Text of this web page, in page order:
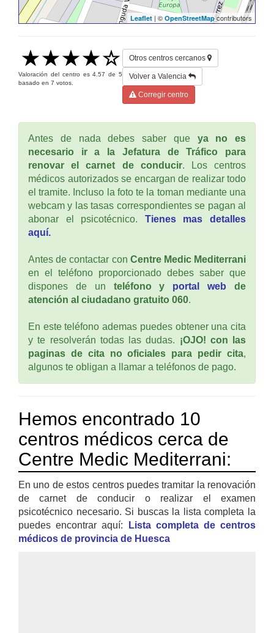
Leaflet | © OpenStreetMapcontributors
Valoración del centro es4.57 de5
basado en 7 votos.
Otros centros cercanos
Volver a Valencia
Corregir centro
Antes de nada debes saber que ya no es
necesario ir a la Jefatura de Tráfico para
renovar el carnet de conducir. Los centros
médicos autorizados se encargan de realizar todo
el tramite. Incluso la foto te la toman mediante una
webcam y las tasas correspondientes se pagan al
abonar el psicotécnico. Tienes mas detalles
aquí.
Antes de contactar con Centre Medic Mediterrani
en el teléfono proporcionado debes saber que
dispones de un teléfono y portal web de
atención al ciudadano gratuito 060.
En este teléfono ademas puedes obtener una cita
y te resolverán todas las dudas. ¡OJO! con las
paginas de cita no oficiales para pedir cita,
algunos te obligan a llamar a teléfonos de pago.
Hemos encontrado 10
centros médicos cerca de
Centre Medic Mediterrani:
En uno de estos centros puedes tramitar la renovación
de carnet de conducir o realizar el examen
psicotécnico necesario. Si buscas la lista completa la
puedes encontrar aquí:
Lista completa de centros
médicos de provincia de Huesca